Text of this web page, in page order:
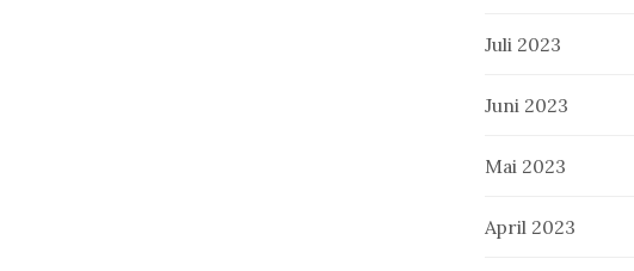
Juli 2023
Juni 2023
Mai 2023
April 2023